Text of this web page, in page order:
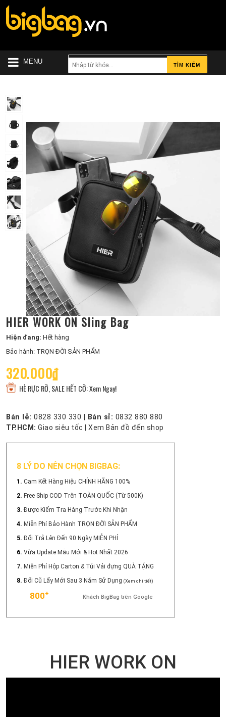
MENU TÌM KIẾM
HIER WORK ON Sling Bag
Hiện đang: Hết hàng
Bảo hành: TRỌN ĐỜI SẢN PHẨM
320.000₫
HÈ RỰC RỠ, SALE HẾT CỠ: Xem Ngay!
Bán lẻ: 0828 330 330 Bán sỉ: 0832 880 880
TP.HCM: Giao siêu tốc Xem Bản đồ đến shop
8 LÝ DO NÊN CHỌN BIGBAG:
1. Cam Kết Hàng Hiệu CHÍNH HÃNG 100%
2. Free Ship COD Trên TOÀN QUỐC (Từ 500K)
3. Được Kiểm Tra Hàng Trước Khi Nhận
4. Miễn Phí Bảo Hành TRỌN ĐỜI SẢN PHẨM
5. Đổi Trả Lên Đến 90 Ngày MIỄN PHÍ
6. Vừa Update Mẫu Mới & Hot Nhất 2026
7. Miễn Phí Hộp Carton & Túi Vải đựng QUÀ TẶNG
8. Đổi Cũ Lấy Mới Sau 3 Năm Sử Dụng (Xem chi tiết)
800+ Khách BigBag trên Google
HIER WORK ON